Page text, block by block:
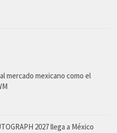
mercado mexicano como el
2027 llega a México